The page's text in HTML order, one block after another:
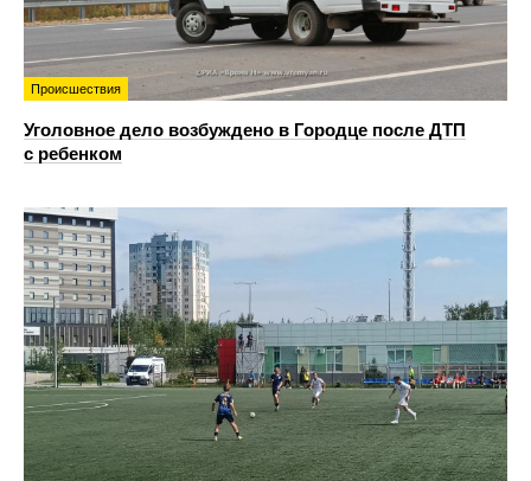
Происшествия
Уголовное дело возбуждено в Городце после ДТП
с ребенком